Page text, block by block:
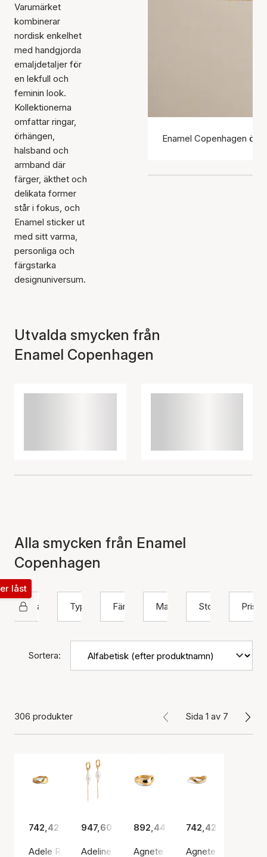
Varumärket
kombinerar
nordisk enkelhet
med handgjorda
emaljdetaljer för
en lekfull och
feminin look.
Kollektionerna
omfattar ringar,
örhängen,
halsband och
armband där
färger, äkthet och
delikata former
står i fokus, och
Enamel sticker ut
med sitt varma,
personliga och
färgstarka
designuniversum.
Enamel Copenhagen
Utvalda smycken från
Enamel Copenhagen
Alla smycken från Enamel
Copenhagen
Enamel Copenhagen
låst
Typ
Färg Material Storlek Pris
Sortera:
306 produkter Sida 1 av 7
742,42 kr
Adele Ring
947,60 kr
Adeline Pearl Earrings
892,44 kr
Agnete Large Ring
742,42 kr
Agnete Small Ring